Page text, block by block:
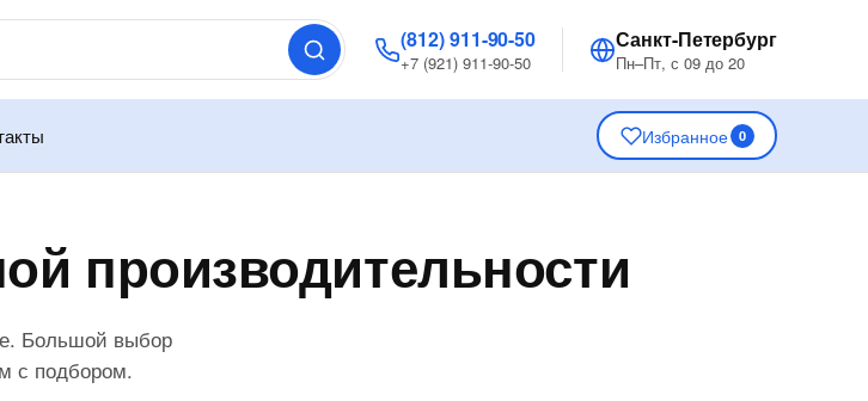
(812) 911-90-50
+7 (921) 911-90-50
Санкт-Петербург
Пн–Пт, с 09 до 20
Избранное 0
производительности
Большой выбор
с подбором.